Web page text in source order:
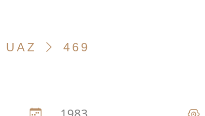
UAZ 469